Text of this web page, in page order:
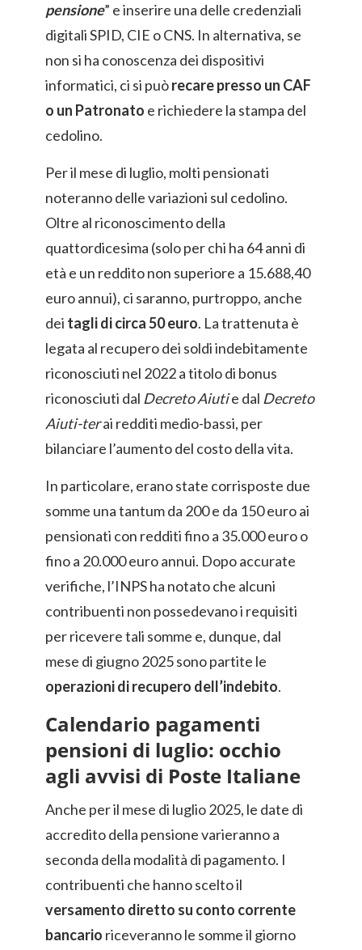
pensione” e inserire una delle credenziali
digitali SPID, CIE o CNS. In alternativa, se
non si ha conoscenza dei dispositivi
informatici, ci si puòrecare presso un CAF
o un Patronato e richiedere la stampa del
cedolino.
Per il mese di luglio, molti pensionati
noteranno delle variazioni sul cedolino.
Oltre al riconoscimento della
quattordicesima (solo per chi ha 64 anni di
età e un reddito non superiore a 15.688,40
euro annui), ci saranno, purtroppo, anche
dei tagli di circa 50 euro. La trattenuta è
legata al recupero dei soldi indebitamente
riconosciuti nel 2022 a titolo di bonus
riconosciuti dal Decreto Aiutie dal Decreto
Aiuti-terai redditi medio-bassi, per
bilanciare l’aumento del costo della vita.
In particolare, erano state corrisposte due
somme una tantum da 200 e da 150 euro ai
pensionati con redditi fino a 35.000 euro o
fino a 20.000 euro annui. Dopo accurate
verifiche, l’INPS ha notato che alcuni
contribuenti non possedevano i requisiti
per ricevere tali somme e, dunque, dal
mese di giugno 2025 sono partite le
operazioni di recupero dell’indebito.
Calendario pagamenti
pensioni di luglio: occhio
agli avvisi di Poste Italiane
Anche per il mese di luglio 2025, le date di
accredito della pensione varieranno a
seconda della modalità di pagamento. I
contribuenti che hanno scelto il
versamento diretto su conto corrente
bancario riceveranno le somme il giorno